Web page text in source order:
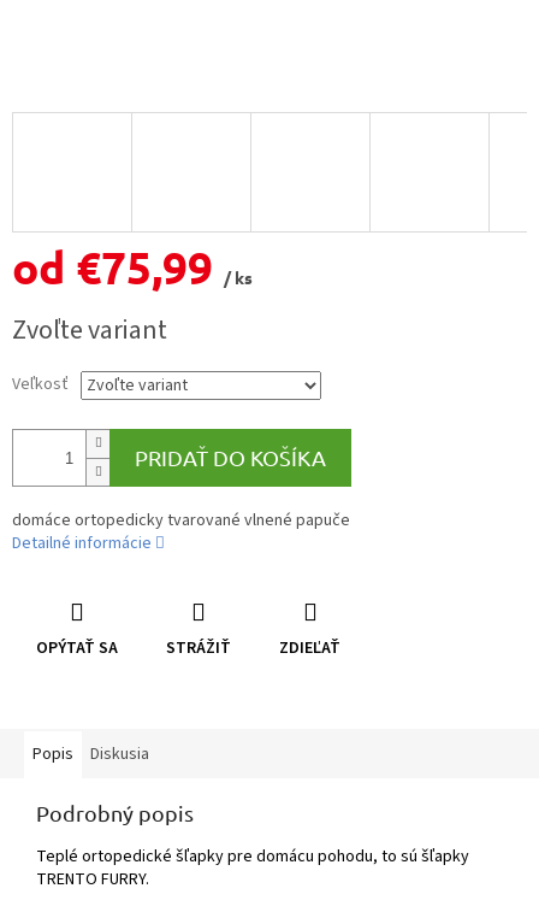
od €75,99
/ ks
cena:
Zvoľte variant
Veľkosť
PRIDAŤ DO KOŠÍKA
domáce ortopedicky tvarované vlnené papuče
Detailné informácie
OPÝTAŤ SA STRÁŽIŤ ZDIEĽAŤ
Popis Diskusia
Podrobný popis
Teplé ortopedické šľapky pre domácu pohodu, to sú šľapky
TRENTO FURRY.